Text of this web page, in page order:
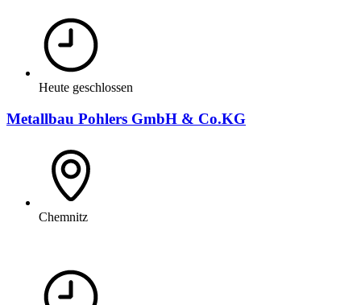
Heute geschlossen
Metallbau Pohlers GmbH & Co.KG
Chemnitz